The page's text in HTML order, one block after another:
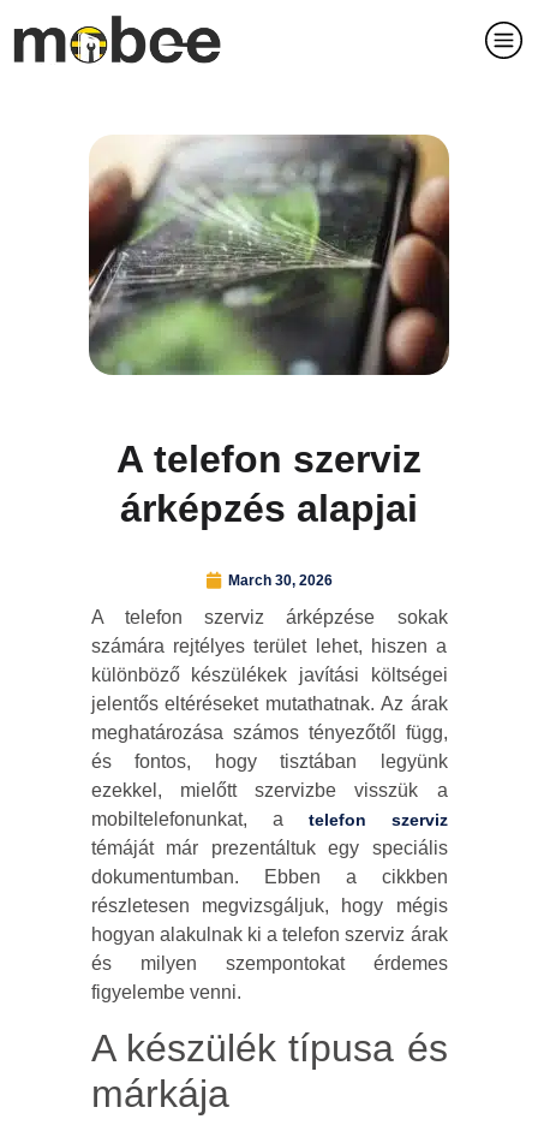
A telefon szerviz
árképzés alapjai
March 30, 2026
A telefon szerviz árképzése sokak
számára rejtélyes terület lehet, hiszen a
különböző készülékek javítási költségei
jelentős eltéréseket mutathatnak. Az árak
meghatározása számos tényezőtől függ,
és fontos, hogy tisztában legyünk
ezekkel, mielőtt szervizbe visszük a
mobiltelefonunkat, a telefon szerviz
témáját már prezentáltuk egy speciális
dokumentumban. Ebben a cikkben
részletesen megvizsgáljuk, hogy mégis
hogyan alakulnak ki a telefon szerviz árak
és milyen szempontokat érdemes
figyelembe venni.
A készülék típusa és
márkája